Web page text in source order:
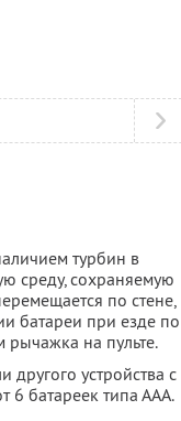
турбин в
среду, сохраняемую
по стене,
батареи при езде по
на пульте.
устройства с
6 батареек типа ААА.